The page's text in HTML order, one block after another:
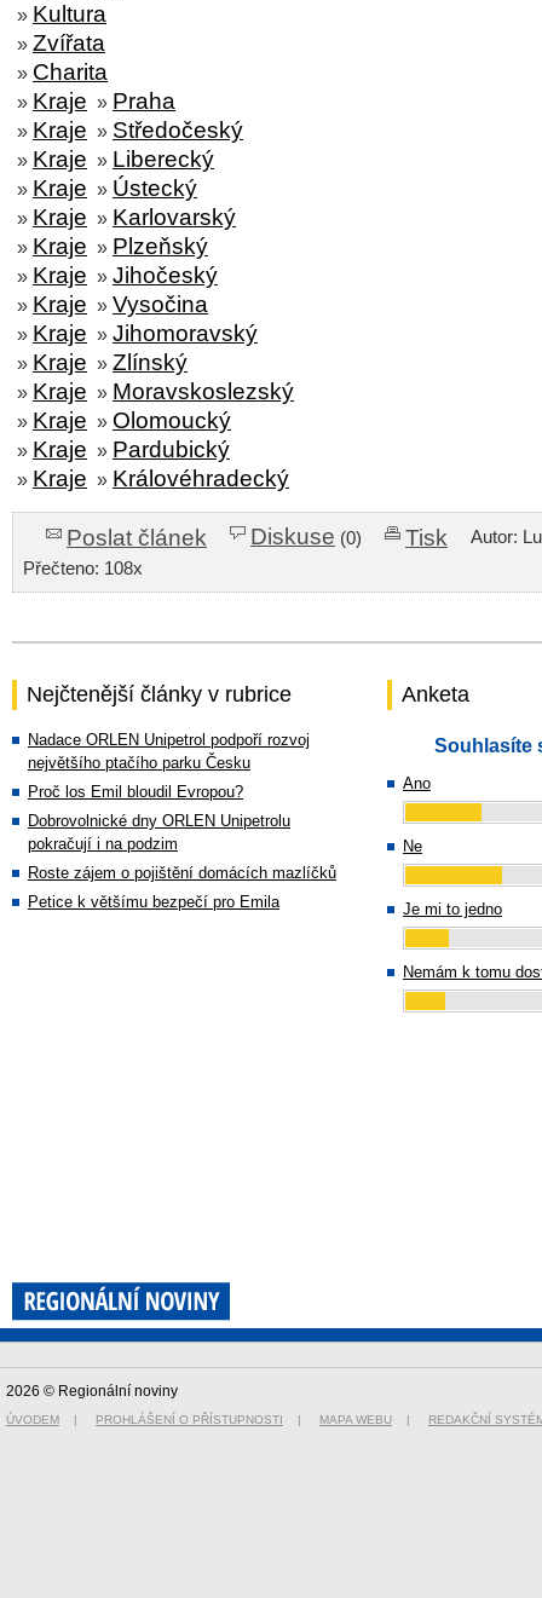
» Kultura
» Zvířata
» Charita
» Kraje » Praha
» Kraje » Středočeský
» Kraje » Liberecký
» Kraje » Ústecký
» Kraje » Karlovarský
» Kraje » Plzeňský
» Kraje » Jihočeský
» Kraje » Vysočina
» Kraje » Jihomoravský
» Kraje » Zlínský
» Kraje » Moravskoslezský
» Kraje » Olomoucký
» Kraje » Pardubický
» Kraje » Královéhradecký
Poslat článek Diskuse (0) Tisk
Autor:
Přečteno: 108x
Nejčtenější články v rubrice
Nadace ORLEN Unipetrol podpoří rozvoj
největšího ptačího parku Česku
Proč los Emil bloudil Evropou?
Dobrovolnické dny ORLEN Unipetrolu
pokračují i na podzim
Roste zájem o pojištění domácích mazlíčků
Petice k většímu bezpečí pro Emila
Anketa
Souhlasíte
Ano
Ne
Je mi to jedno
Nemám k tomu
2026 © Regionální noviny
ÚVODEM | PROHLÁŠENÍ O PŘÍSTUPNOSTI | MAPA WEBU | REDAKČNÍ